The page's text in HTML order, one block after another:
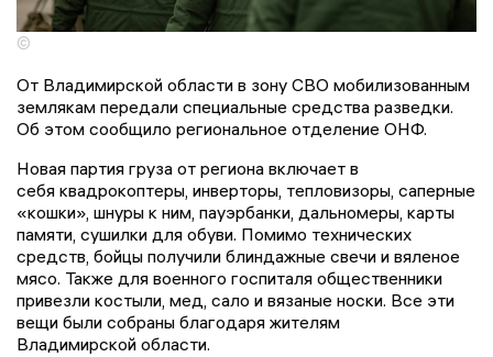
©
От Владимирской области в зону СВО мобилизованным
землякам передали специальные средства разведки.
Об этом сообщило региональное отделение ОНФ.
Новая партия груза от региона включает в
себя квадрокоптеры, инверторы, тепловизоры, саперные
«кошки», шнуры к ним, пауэрбанки, дальномеры, карты
памяти, сушилки для обуви. Помимо технических
средств, бойцы получили блиндажные свечи и вяленое
мясо. Также для военного госпиталя общественники
привезли костыли, мед, сало и вязаные носки. Все эти
вещи были собраны благодаря жителям
Владимирской области.